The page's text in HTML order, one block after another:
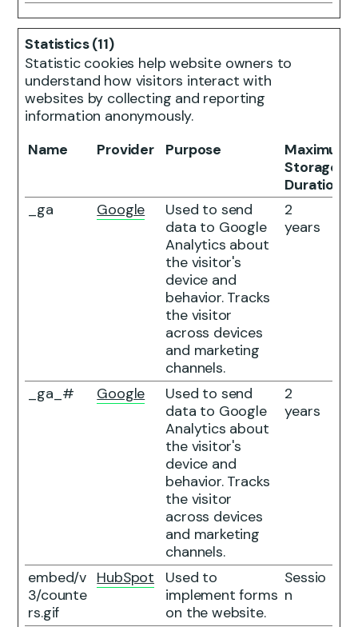
Statistics (11)
Statistic cookies help website owners to
understand how visitors interact with
websites by collecting and reporting
information anonymously.
Name
Provider Purpose
Maximum
Storage
Duration
_ga
Google
Used to send
data to Google
Analytics about
the visitor's
device and
behavior. Tracks
the visitor
across devices
and marketing
channels.
2
years
_ga_# Google
Used to send
data to Google
Analytics about
the visitor's
device and
behavior. Tracks
the visitor
across devices
and marketing
channels.
2
years
embed/v
3/counte
rs.gif
HubSpot
Used to
implement forms
on the website.
Sessio
n